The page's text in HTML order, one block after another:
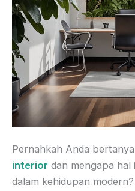
Pernahkah Anda
interior dan mengapa hal
dalam kehidupan